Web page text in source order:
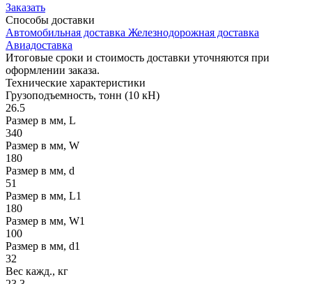
Заказать
Способы доставки
Автомобильная доставка Железнодорожная доставка
Авиадоставка
Итоговые сроки и стоимость доставки уточняются при
оформлении заказа.
Технические характеристики
Грузоподъемность, тонн (10 кН)
26.5
Размер в мм, L
340
Размер в мм, W
180
Размер в мм, d
51
Размер в мм, L1
180
Размер в мм, W1
100
Размер в мм, d1
32
Вес кажд., кг